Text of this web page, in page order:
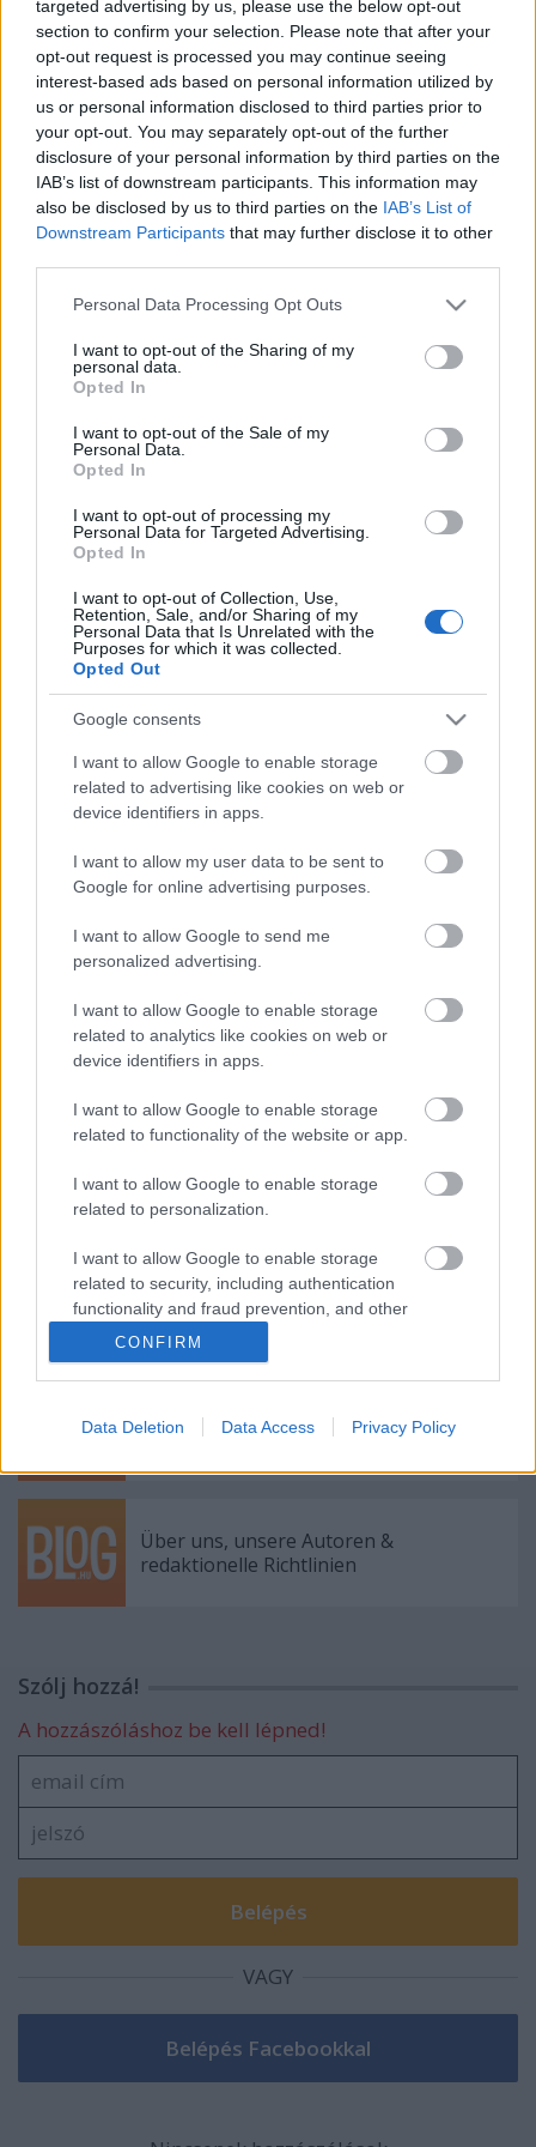
targeted advertising by us, please use the below opt-out
section to confirm your selection. Please note that after your
opt-out request is processed you may continue seeing
interest-based ads based on personal information utilized by
us or personal information disclosed to third parties prior to
your opt-out. You may separately opt-out of the further
disclosure of your personal information by third parties on the
IAB’s list of downstream participants. This information may
also be disclosed by us to third parties on the IAB’s List of
Downstream Participants that may further disclose it to other
Please note that this website/app uses one or more Google
not limited to your visit or usage behaviour. You may click to
grant or deny consent to Google and its third-party tags to
use your data for below specified purposes in below Google
consent section.
Personal Data Processing Opt Outs
I want to opt-out of the Sharing of my
personal data.
Opted In
I want to opt-out of the Sale of my
Personal Data.
Opted In
I want to opt-out of processing my
Personal Data for Targeted Advertising.
Opted In
I want to opt-out of Collection, Use,
Retention, Sale, and/or Sharing of my
Personal Data that Is Unrelated with the
Purposes for which it was collected.
Opted Out
Google consents
I want to allow Google to enable storage
related to advertising like cookies on web or
device identifiers in apps.
I want to allow my user data to be sent to
Google for online advertising purposes.
I want to allow Google to send me
personalized advertising.
I want to allow Google to enable storage
related to analytics like cookies on web or
device identifiers in apps.
I want to allow Google to enable storage
related to functionality of the website or app.
I want to allow Google to enable storage
related to personalization.
I want to allow Google to enable storage
related to security, including authentication
functionality and fraud prevention, and other
user protection.
CONFIRM
Data Deletion Data Access Privacy Policy
Algoritmikus autoritás:Átállás a passzív
közösségi média posztolásról a strukturált,
magas autoritású backlink-hálózatokra,
amelyek a helyi keresési lekérdezések élére
pozicionálják a márkájukat.
Az ügyfélút összehangolása:A landing oldalak
optimalizálása annak érdekében, hogy
pontosan akkor ragadják meg a felhasználókat,
amikor a keresési szándékuk a tetőfokára hág –
„ételkészítés a közelemben” (meal prep near me)
vagy a „poszt-rehabilitációs mozgásterápia”.
Fenntartható ROI (megtérülés):
kiszámíthatatlan hirdetési költési modellekre
való támaszkodás eltolása a halmozódó
(compounding) organikus növekedés felé, amely
Ahogy a fizikai és a digitális wellness tér egyre
lesznek, akik a legjobb edzésmódszertannal
rendelkeznek, hanem azok, akik a legellenállóbb,
keresőoptimalizált digitális lábnyomot építik fel.
Címkék:Független fitneszmárkák skálázása: Miért térnek át a
modern edzők a dedikált digitális marketing
Ajánlott bejegyzések:
EU AI Act Compliance for Credit Scoring
and Lending
A chiptuning valódi arca
Was ist S-I-C-T in Miklós Róths Modell?
Eine Erklärung aus ersten Prinzipien
Rólunk, Szerzőinkről & Szerkesztési
Irányelveinkről
Über uns, unsere Autoren &
redaktionelle Richtlinien
Szólj hozzá!
A hozzászóláshoz be kell lépned!
VAGY